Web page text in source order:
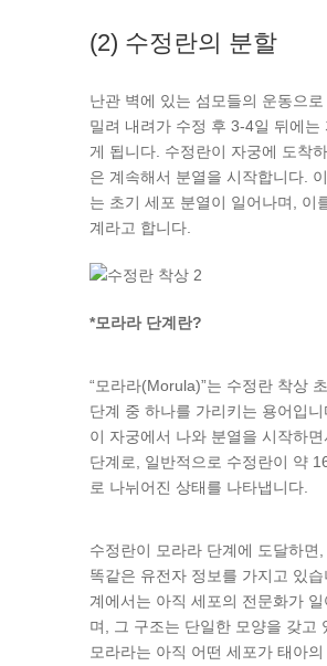
(2) 수정란의 분할
난관 벽에 있는 섬모들의 운동으로
밀려 내려가 수정 후 3-4일 뒤에는
게 됩니다. 수정란이 자궁에 도착
은 계속해서 분열을 시작합니다.
는 초기 세포 분열이 일어나며, 이
계라고 합니다.
*모라라 단계란?
“모라라(Morula)”는 수정란 착상
단계 중 하나를 가리키는 용어입
이 자궁에서 나와 분열을 시작하
단계로, 일반적으로 수정란이 약
로 나뉘어진 상태를 나타냅니다.
수정란이 모라라 단계에 도달하면
똑같은 유전자 정보를 가지고 있
계에서는 아직 세포의 전문화가 일
며, 그 구조는 단일한 모양을 갖고
모라라는 아직 어떤 세포가 태아